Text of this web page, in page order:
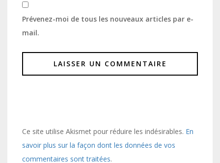
Prévenez-moi de tous les nouveaux articles par e-
mail.
Ce site utilise Akismet pour réduire les indésirables. En
savoir plus sur la façon dont les données de vos
commentaires sont traitées.